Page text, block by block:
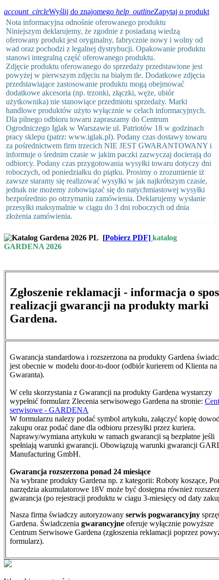
account_circleWyślij do znajomego help_outlineZapytaj o produkt
Nota informacyjna odnośnie oferowanego produktu
Niniejszym deklarujemy, że zgodnie z posiadaną wiedzą
oferowany produkt jest oryginalny, fabrycznie nowy i wolny od
wad oraz pochodzi z legalnej dystrybucji. Opakowanie produktu
stanowi integralną część oferowanego produktu.
Zdjęcie produktu oferowanego do sprzedaży przedstawione jest
powyżej w pierwszym zdjęciu na białym tle. Dodatkowe zdjęcia
przedstawiające zastosowanie produktu mogą obejmować
dodatkowe akcesoria (np. trzonki, złączki, węże, ubiór
użytkownika) nie stanowiące przedmiotu sprzedaży. Marki
handlowe produktów użyto wyłącznie w celach informacyjnych.
Dla pilnego odbioru towaru zapraszamy do Centrum
Ogrodniczego Iglak w Warszawie ul. Patriotów 18 w godzinach
pracy sklepu (patrz: www.iglak.pl). Podany czas dostawy towaru
za pośrednictwem firm trzecich NIE JEST GWARANTOWANY i
informuje o średnim czasie w jakim paczki zazwyczaj docierają do
odbiorcy. Podany czas przygotowania wysyłki towaru dotyczy dni
roboczych, od poniedziałku do piątku. Prosimy o zrozumienie iż
zawsze staramy się realizować wysyłki w jak najkrótszym czasie,
jednak nie możemy zobowiązać się do natychmiastowej wysyłki
bezpośrednio po otrzymaniu zamówienia. Deklarujemy wysłanie
przesyłki maksymalnie w ciągu do 3 dni roboczych od dnia
złożenia zamówienia.
[Pobierz PDF] katalog
GARDENA 2026
Zgłoszenie reklamacji - informacja o
realizacji gwarancji na produkty marki
Gardena.
Gwarancja standardowa i rozszerzona na produkty Gardena
jest obecnie w modelu door-to-door (odbiór kurierem od Klienta na
Gwaranta).
W celu skorzystania z Gwarancji na produkty Gardena wystarczy
wypełnić formularz Zlecenia serwisowego Gardena na stronie:
serwisowe - GARDENA
W formularzu nalezy podać symbol artykułu, załączyć kopię
zakupu oraz podać dane dla odbioru przesyłki przez kuriera.
Naprawy/wymiana artykułu w ramach gwarancji są bezpłatne jeśli
spełniają warunki gwarancji. Obowiązują warunki gwarancji
Manufacturing GmbH.
Gwarancja rozszerzona ponad 24 miesiące
Na wybrane produkty Gardena np. z kategorii: Roboty koszące,
narzędzia akumulatorowe 18V może być dostępna również
gwarancja (po rejestracji produktu w ciagu 3-miesięcy od daty
Nasza firma świadczy autoryzowany serwis pogwarancyjny
Gardena. Świadczenia gwarancyjne oferuje wyłącznie powyższe
Centrum Serwisowe Gardena (zgłoszenia reklamacji poprzez
formularz).